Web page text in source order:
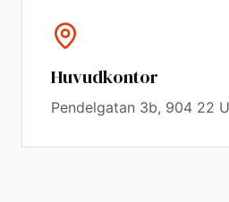
Huvudkontor
Pendelgatan 3b, 904 22